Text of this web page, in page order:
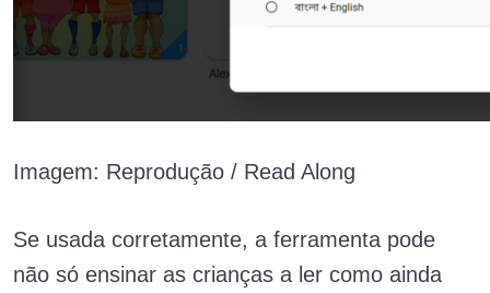
Imagem: Reprodução / Read Along
Se usada corretamente, a ferramenta pode
não só ensinar as crianças a ler como ainda